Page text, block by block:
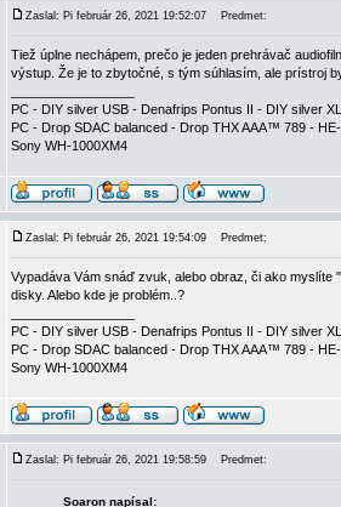
Zaslal: Pi február 26, 2021 19:52:07 Predmet:
Tiež úplne nechápem, prečo je jeden prehrávač
výstup. Že je to zbytočné, s tým súhlasím, ale prístroj
PC - DIY silver USB - Denafrips Pontus II - DIY silver
PC - Drop SDAC balanced - Drop THX AAA™ 789 -
Sony WH-1000XM4
Zaslal: Pi február 26, 2021 19:54:09 Predmet:
Vypadáva Vám snáď zvuk, alebo obraz, či ako myslíte
disky. Alebo kde je problém..?
PC - DIY silver USB - Denafrips Pontus II - DIY silver
PC - Drop SDAC balanced - Drop THX AAA™ 789 -
Sony WH-1000XM4
Zaslal: Pi február 26, 2021 19:58:59 Predmet:
Soaron napísal: